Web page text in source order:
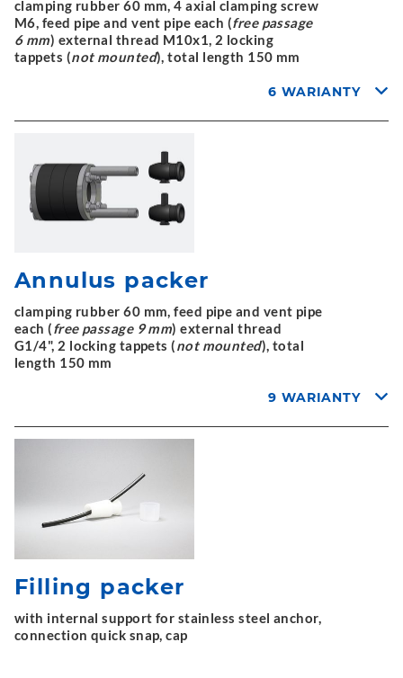
clamping rubber 60 mm, 4 axial clamping screw
M6, feed pipe and vent pipe each (free passage
6 mm) external thread M10x1, 2 locking
tappets (not mounted), total length 150 mm
6 WARIANTY
Annulus packer
clamping rubber 60 mm, feed pipe and vent pipe
each (free passage 9 mm) external thread
G1/4", 2 locking tappets (not mounted), total
length 150 mm
9 WARIANTY
Filling packer
with internal support for stainless steel anchor,
connection quick snap, cap